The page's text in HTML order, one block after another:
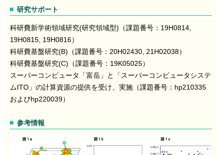
研究サポート
科研費新学術領域研究(研究領域型)（課題番号：19H0814,
19H0815, 19H0816）
科研費基盤研究(B)（課題番号：20H02430, 21H02038）
科研費基盤研究(C)（課題番号：19K05025）
スーパーコンピュータ「富岳」と「スーパーコンピュータシステ
ムITO」の計算資源の提供を受け、実施（課題番号：hp210335
およびhp220039）
参考情報